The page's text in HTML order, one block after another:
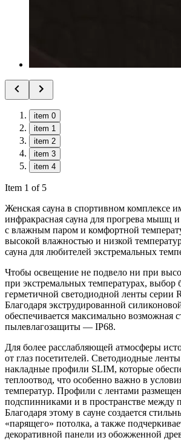
item 0
item 1
item 2
item 3
item 4
Item 1 of 5
Женская сауна в спортивном комплексе
инфракрасная сауна для прогрева мышц и
с влажным паром и комфортной
высокой влажностью и низкой
сауна для любителей экстремальных
Чтобы освещение не подвело ни при
при экстремальных температурах, выбор
герметичной светодиодной ленты серии
Благодаря экструдированной
обеспечивается максимально возможная
пылевлагозащиты — IP68.
Для более расслабляющей атмосферы
от глаз посетителей. Светодиодные
накладные профили SLIM, которые
теплоотвод, что особенно важно в
температур. Профили с лентами
подспинниками и в пространстве между
Благодаря этому в сауне создается
«парящего» потолка, а также
декоративной панели из обожженной